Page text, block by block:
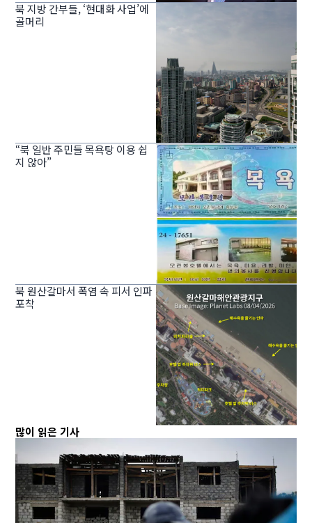
북 지방 간부들, ‘현대화 사업’에
골머리
“북 일반 주민들 목욕탕 이용 쉽
지 않아”
북 원산갈마서 폭염 속 피서 인파
포착
많이 읽은 기사